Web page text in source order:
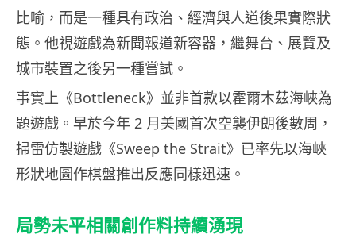
比喻，而是一種具有政治、經濟與人道後果實際狀
態。他視遊戲為新聞報道新容器，繼舞台、展覽及
城市裝置之後另一種嘗試。
事實上《Bottleneck》並非首款以霍爾木茲海峽為
題遊戲。早於今年 2 月美國首次空襲伊朗後數周，
掃雷仿製遊戲《Sweep the Strait》已率先以海峽
形狀地圖作棋盤推出反應同樣迅速。
局勢未平相關創作料持續湧現